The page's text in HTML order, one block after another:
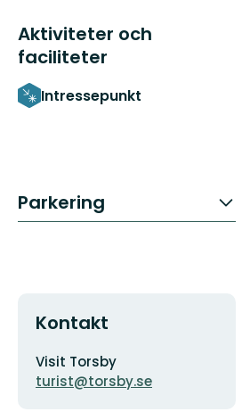
Aktiviteter och
faciliteter
Intressepunkt
Parkering
Kontakt
Adress
Visit Torsby
turist@torsby.se